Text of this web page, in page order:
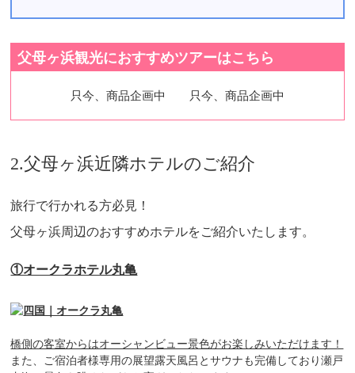
父母ヶ浜観光におすすめツアーはこちら
只今、商品企画中 只今、商品企画中
2.父母ヶ浜近隣ホテルのご紹介
旅行で行かれる方必見！
父母ヶ浜周辺のおすすめホテルをご紹介いたします。
①オークラホテル丸亀
橋側の客室からはオーシャンビュー景色がお楽しみいただけます！
また、ご宿泊者様専用の展望露天風呂とサウナも完備しており瀬戸